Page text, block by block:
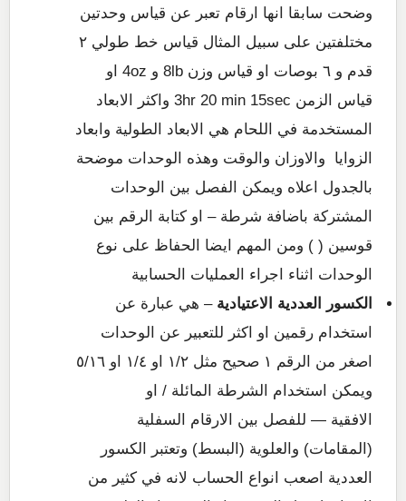
وضحت سابقا انها ارقام تعبر عن قياس وحدتين
مختلفتين على سبيل المثال قياس خط طولي ٢
قدم و ٦ بوصات او قياس وزن 8lb و 4oz او
قياس الزمن 3hr 20 min 15sec واكثر الابعاد
المستخدمة في اللحام هي الابعاد الطولية وابعاد
الزوايا والاوزان والوقت وهذه الوحدات موضحة
بالجدول اعلاه ويمكن الفصل بين الوحدات
المشتركة باضافة شرطة – او كتابة الرقم بين
قوسين ( ) ومن المهم ايضا الحفاظ على نوع
الوحدات اثناء اجراء العمليات الحسابية
الكسور العددية الاعتيادية– هي عبارة عن
استخدام رقمين او اكثر للتعبير عن الوحدات
اصغر من الرقم ١ صحيح مثل ١/٢ او ١/٤ او ٥/١٦
ويمكن استخدام الشرطة المائلة / او
الافقية — للفصل بين الارقام السفلية
(المقامات) والعلوية (البسط) وتعتبر الكسور
العددية اصعب انواع الحساب لانه في كثير من